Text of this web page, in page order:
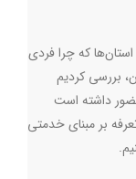
که چرا فردی
دیگری ۴۰۰ هزار تومان، بررسی کردیم
غربالگری حضور داشته است
بر مبنای خدمتی